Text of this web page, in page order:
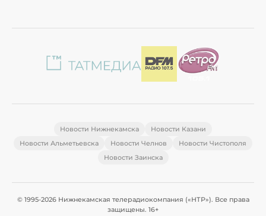
Новости Нижнекамска
Новости Казани
Новости Альметьевска
Новости Челнов
Новости Чистополя
Новости Заинска
© 1995-2026 Нижнекамская телерадиокомпания («НТР»). Все права
защищены. 16+